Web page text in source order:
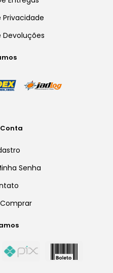
Privacidade
Devoluções
Senha